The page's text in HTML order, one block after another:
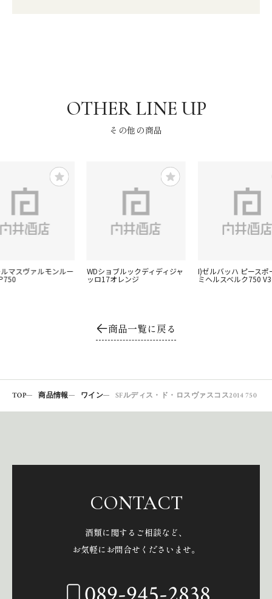
その他の商品
マスヴァルモンルー WDショブルックディディジャ
ッロ17オレンジ
I)ゼルバッハ ピースポ
ミヘルスベルク750
商品一覧に戻る
TOP 商品情報 ワイン SFルディス・ド・ロスヴァスコス2014 750
CONTACT
酒類に関するご相談など、
お気軽にお問合せくださいませ。